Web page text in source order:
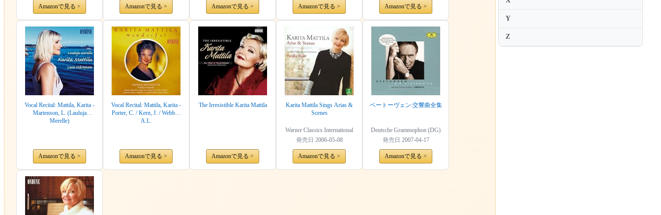
Amazonで見る > Amazonで見る > Amazonで見る > Amazonで見る > Amazonで見る >
Vocal Recital: Mattila, Karita -
Martenson, L. (Lauluja
Merelle)
Amazonで見る >
Vocal Recital: Mattila, Karita -
Porter, C. / Kern, J. / Webber,
A.L.
Amazonで見る >
The Irresistible Karita Mattila
Amazonで見る >
Karita Mattila Sings Arias &
Scenes
Warner Classics International
発売日 2006-05-08
Amazonで見る >
ベートーヴェン:交響曲全集
Deutsche Grammophon (DG)
発売日 2007-04-17
Amazonで見る >
Y
Z